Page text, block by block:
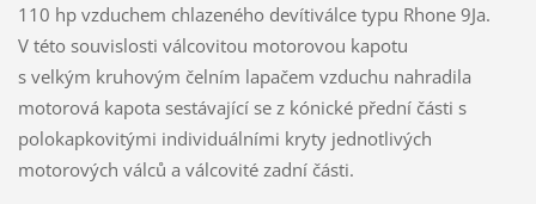
110 hp vzduchem chlazeného devítiválce typu Rhone 9Ja.
V této souvislosti válcovitou motorovou kapotu
s velkým kruhovým čelním lapačem vzduchu nahradila
motorová kapota sestávající se z kónické přední části s
polokapkovitými individuálními kryty jednotlivých
motorových válců a válcovité zadní části.